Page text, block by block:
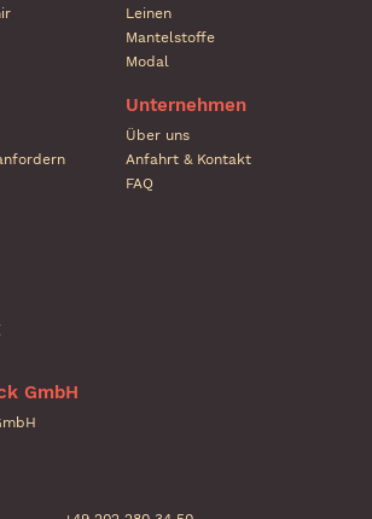
Leinen
Mantelstoffe
Modal
Unternehmen
Über uns
Anfahrt & Kontakt
FAQ
GmbH